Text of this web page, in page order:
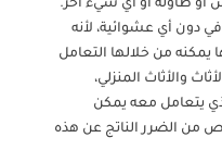
أو طاولة أو أي شيء آخر.
دون أي عشوائية، لأنه
يمكنه من خلالها التعامل
والأثاث المنزلي،
يتعامل معه يمكن
من الضرر الناتج عن هذه